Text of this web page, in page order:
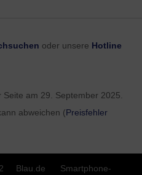
oder unsere Hotline
Seite am 29. September 2025
abweichen (Preisfehler
Blau.de Smartphone-